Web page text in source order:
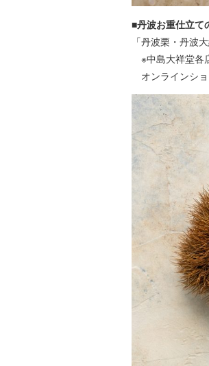
■丹波お重仕立て
「丹波栗・丹波
※中島大祥堂各
オンラインシ